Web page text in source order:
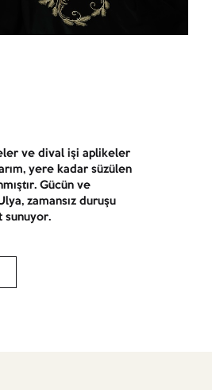
ve dival işi aplikeler
yere kadar süzülen
Gücün ve
zamansız duruşu
sunuyor.